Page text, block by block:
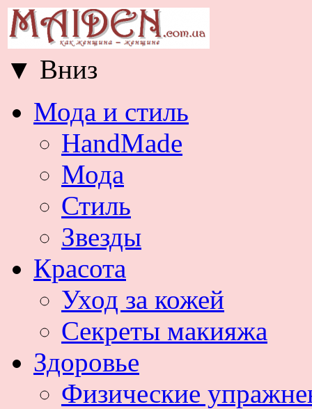
▼ Вниз
Мода и стиль
HandMade
Мода
Стиль
Звезды
Красота
Уход за кожей
Секреты макияжа
Здоровье
Физические